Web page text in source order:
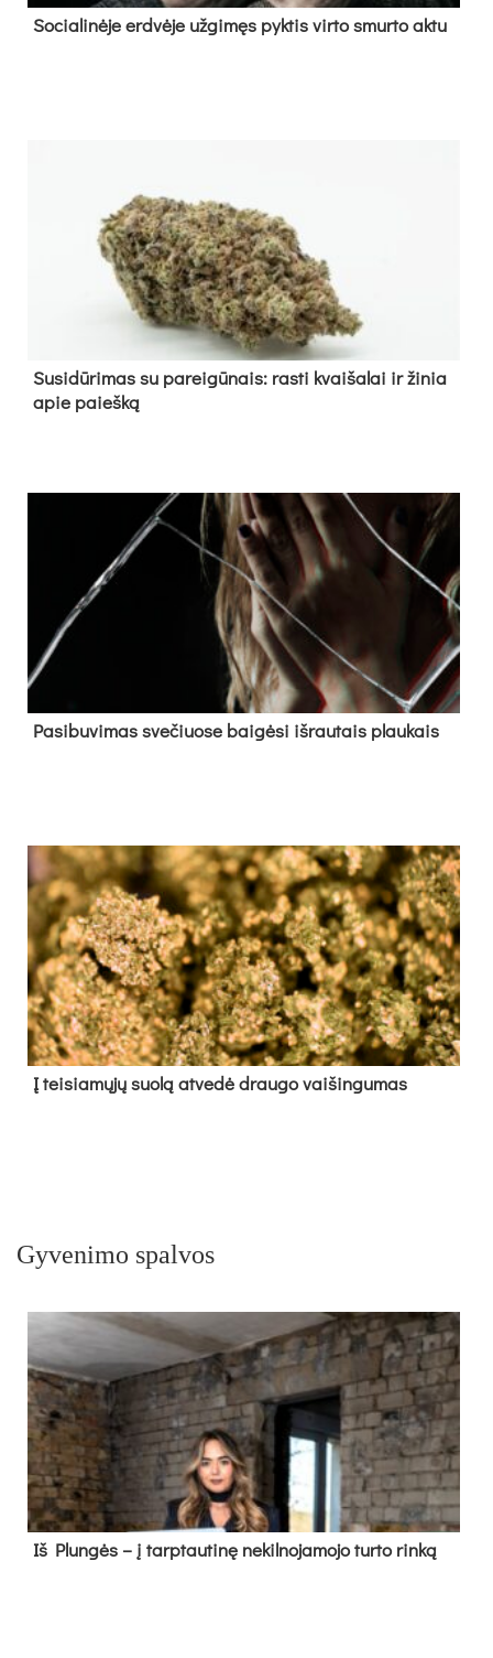
So­cia­li­nė­je erd­vė­je už­gi­męs pyk­tis vir­to smur­to ak­tu
Su­si­dū­ri­mas su pa­rei­gū­nais: ras­ti kvai­ša­lai ir ži­nia
apie paieš­ką
Pa­si­bu­vi­mas sve­čiuo­se bai­gė­si iš­rau­tais plau­kais
Į tei­sia­mų­jų suo­lą at­ve­dė drau­go vai­šin­gu­mas
Gyvenimo spalvos
Iš Plungės – į tarptautinę nekilnojamojo turto rinką